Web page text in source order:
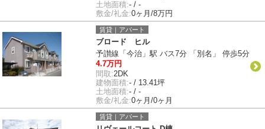
土地面積:- / -
敷金/礼金:0ヶ月/8万円
賃貸｜アパート
ブロード ヒル
予讃線「今治」駅 バス7分 「別名」 停歩5分
4.7万円
間取:2DK
建物面積:- / 13.41坪
土地面積:- / -
敷金/礼金:0ヶ月/0ヶ月
賃貸｜アパート